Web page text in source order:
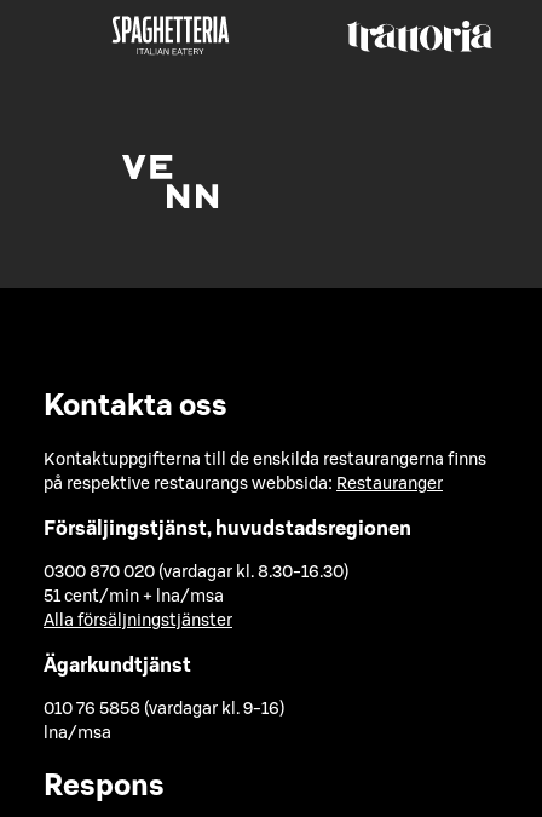
Kontakta oss
Kontaktuppgifterna till de enskilda restaurangerna finns
på respektive restaurangs webbsida: Restauranger
Försäljingstjänst, huvudstadsregionen
0300 870 020 (vardagar kl. 8.30-16.30)
51 cent/min + lna/msa
Alla försäljningstjänster
Ägarkundtjänst
010 76 5858 (vardagar kl. 9-16)
lna/msa
Respons